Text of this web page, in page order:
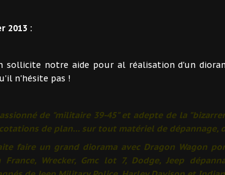
2013 :
sollicite notre aide pour al réalisation d'un
n'hésite pas !
de "militaire 39-45" et adepte de la
de plan... sur tout matériel de dépannage,
faire un grand diorama avec Dragon Wagon
France, Wrecker, Gmc lot 7, Dodge, Jeep